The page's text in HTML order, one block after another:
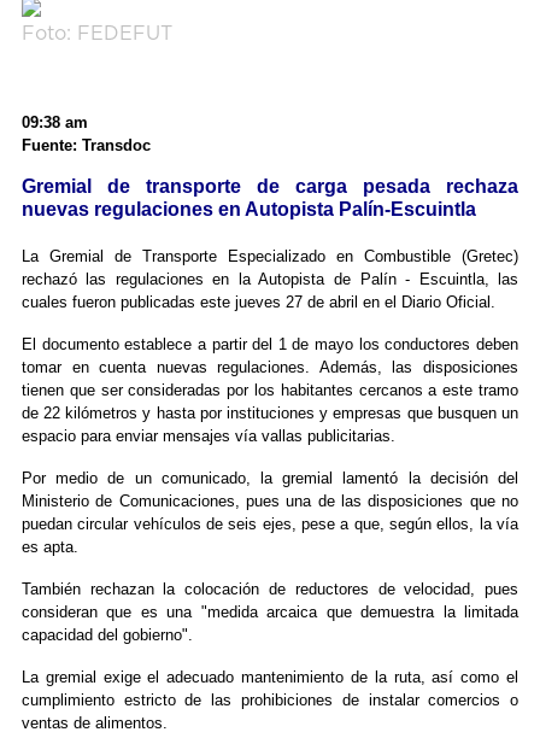
Foto: FEDEFUT
09:38 am
Fuente: Transdoc
Gremial de transporte de carga pesada rechaza
nuevas regulaciones en Autopista Palín-Escuintla
La Gremial de Transporte Especializado en Combustible (Gretec)
rechazó las regulaciones en la Autopista de Palín - Escuintla, las
cuales fueron publicadas este jueves 27 de abril en el Diario Oficial.
El documento establece a partir del 1 de mayo los conductores deben
tomar en cuenta nuevas regulaciones. Además, las disposiciones
tienen que ser consideradas por los habitantes cercanos a este tramo
de 22 kilómetros y hasta por instituciones y empresas que busquen un
espacio para enviar mensajes vía vallas publicitarias.
Por medio de un comunicado, la gremial lamentó la decisión del
Ministerio de Comunicaciones, pues una de las disposiciones que no
puedan circular vehículos de seis ejes, pese a que, según ellos, la vía
es apta.
También rechazan la colocación de reductores de velocidad, pues
consideran que es una "medida arcaica que demuestra la limitada
capacidad del gobierno".
La gremial exige el adecuado mantenimiento de la ruta, así como el
cumplimiento estricto de las prohibiciones de instalar comercios o
ventas de alimentos.